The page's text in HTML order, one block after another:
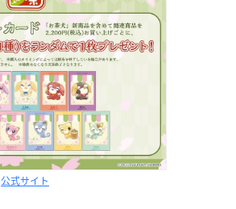
公式サイト